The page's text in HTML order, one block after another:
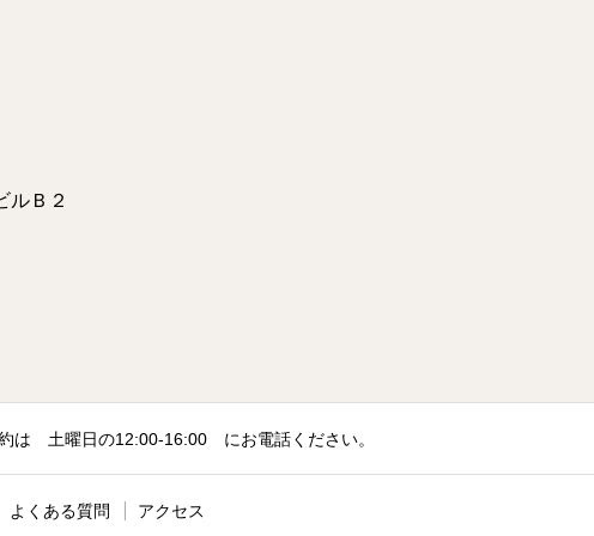
ルＢ２
は 土曜日の12:00-16:00 にお電話ください。
よくある質問 アクセス